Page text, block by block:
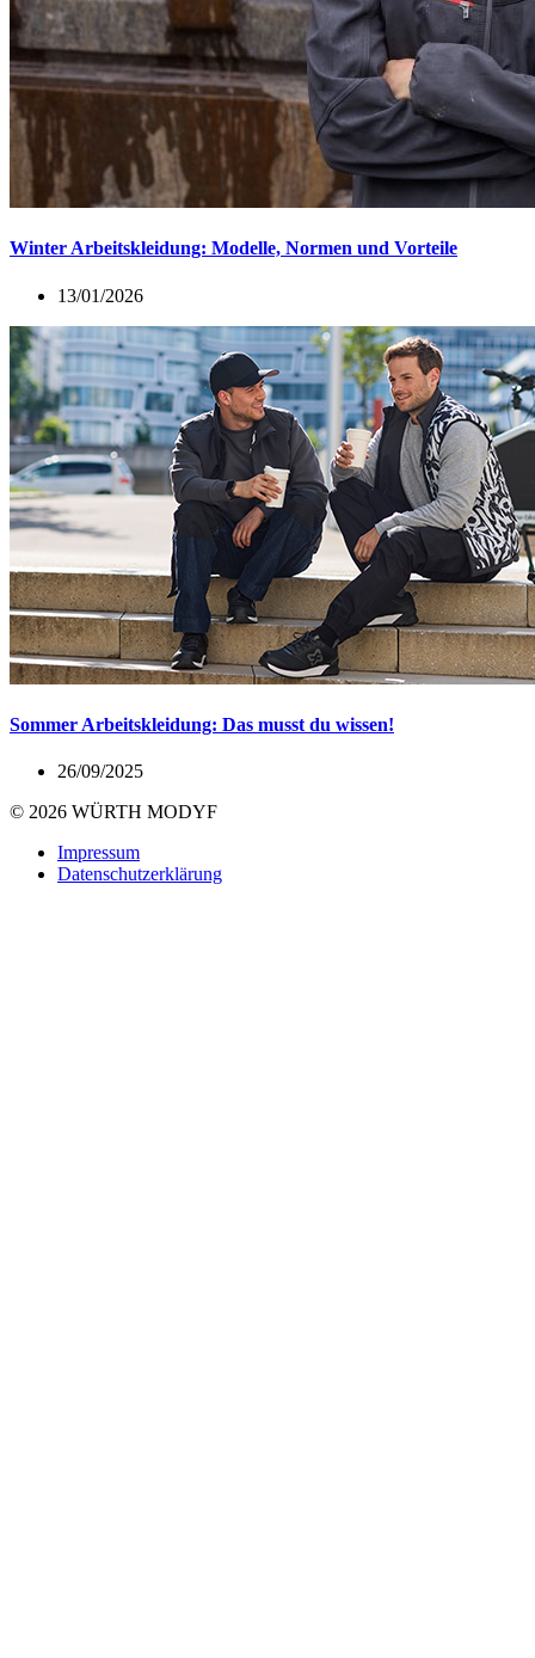
Winter Arbeitskleidung: Modelle, Normen und Vorteile
13/01/2026
Sommer Arbeitskleidung: Das musst du wissen!
26/09/2025
© 2026 WÜRTH MODYF
Impressum
Datenschutzerklärung